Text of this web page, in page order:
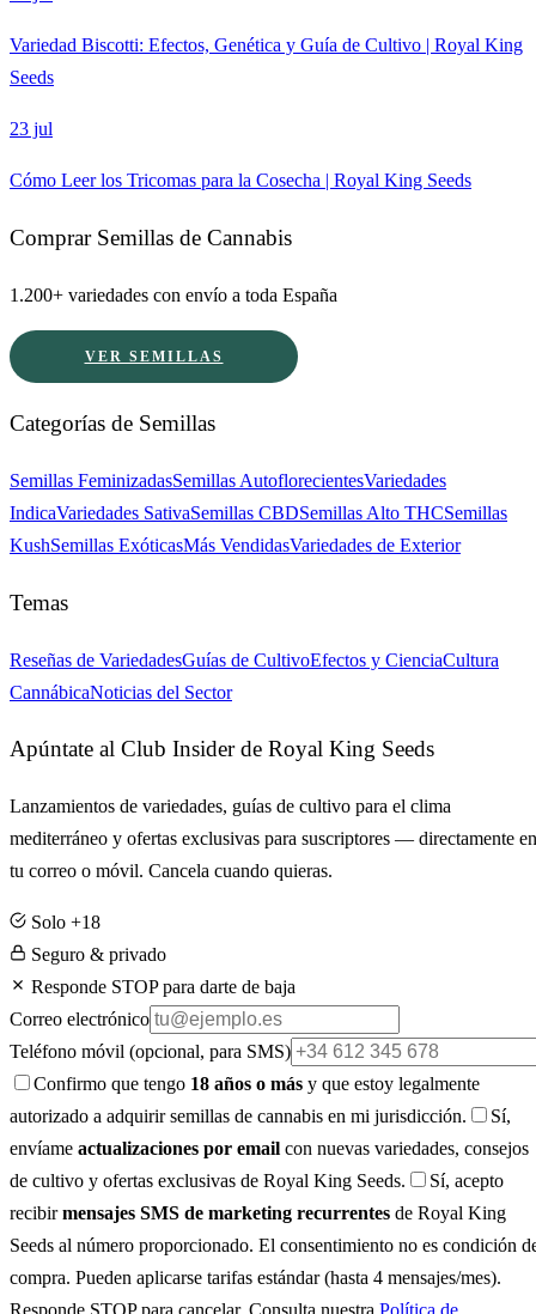
Variedad Biscotti: Efectos, Genética y Guía de Cultivo | Royal King
Seeds
23 jul
Cómo Leer los Tricomas para la Cosecha | Royal King Seeds
Comprar Semillas de Cannabis
1.200+ variedades con envío a toda España
VER SEMILLAS
Categorías de Semillas
Semillas FeminizadasSemillas AutoflorecientesVariedades
IndicaVariedades SativaSemillas CBDSemillas Alto THCSemillas
KushSemillas ExóticasMás VendidasVariedades de Exterior
Temas
Reseñas de VariedadesGuías de CultivoEfectos y CienciaCultura
CannábicaNoticias del Sector
Apúntate al Club Insider de Royal King Seeds
Lanzamientos de variedades, guías de cultivo para el clima
mediterráneo y ofertas exclusivas para suscriptores — directamente en
tu correo o móvil. Cancela cuando quieras.
Solo +18
Seguro & privado
Responde STOP para darte de baja
Correo electrónico
Teléfono móvil (opcional, para SMS)
Confirmo que tengo 18 años o más y que estoy legalmente
autorizado a adquirir semillas de cannabis en mi jurisdicción.
Sí,
envíame actualizaciones por email con nuevas variedades, consejos
de cultivo y ofertas exclusivas de Royal King Seeds.
Sí, acepto
recibirmensajes SMS de marketing recurrentes de Royal King
Seeds al número proporcionado. El consentimiento no es condición
compra. Pueden aplicarse tarifas estándar (hasta 4 mensajes/mes).
Responde STOP para cancelar. Consulta nuestra Política de